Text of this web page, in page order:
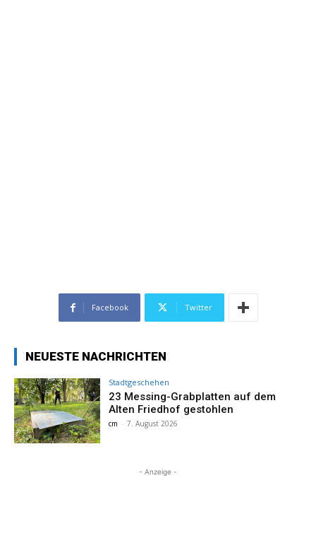
Facebook Twitter
NEUESTE NACHRICHTEN
Stadtgeschehen
23 Messing-Grabplatten auf dem
Alten Friedhof gestohlen
cm - 7. August 2026
- Anzeige -